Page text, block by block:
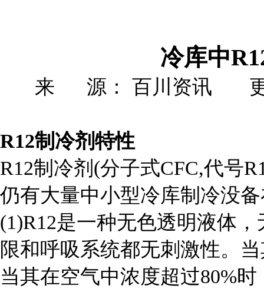
冷库中
来 源： 百川资讯 更
R12制冷剂特性
R12制冷剂(分子式CFC,代号
仍有大量中小型冷库制冷没
(1)R12是一种无色透明液体
限和呼吸系统都无刺激性。
当其在空气中浓度超过80%